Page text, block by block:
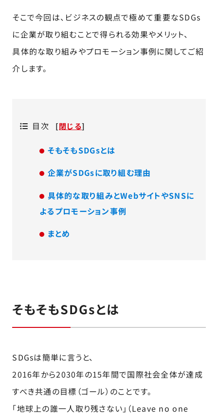
そこで今回は、ビジネスの観点で極めて重要なSDGs
に企業が取り組むことで得られる効果やメリット、
具体的な取り組みやプロモーション事例に関してご紹
介します。
目次 [閉じる]
そもそもSDGsとは
企業がSDGsに取り組む理由
具体的な取り組みとWebサイトやSNSに
よるプロモーション事例
まとめ
そもそもSDGsとは
SDGsは簡単に言うと、
2016年から2030年の15年間で国際社会全体が達成
すべき共通の目標（ゴール）のことです。
「地球上の誰一人取り残さない」（Leave no one